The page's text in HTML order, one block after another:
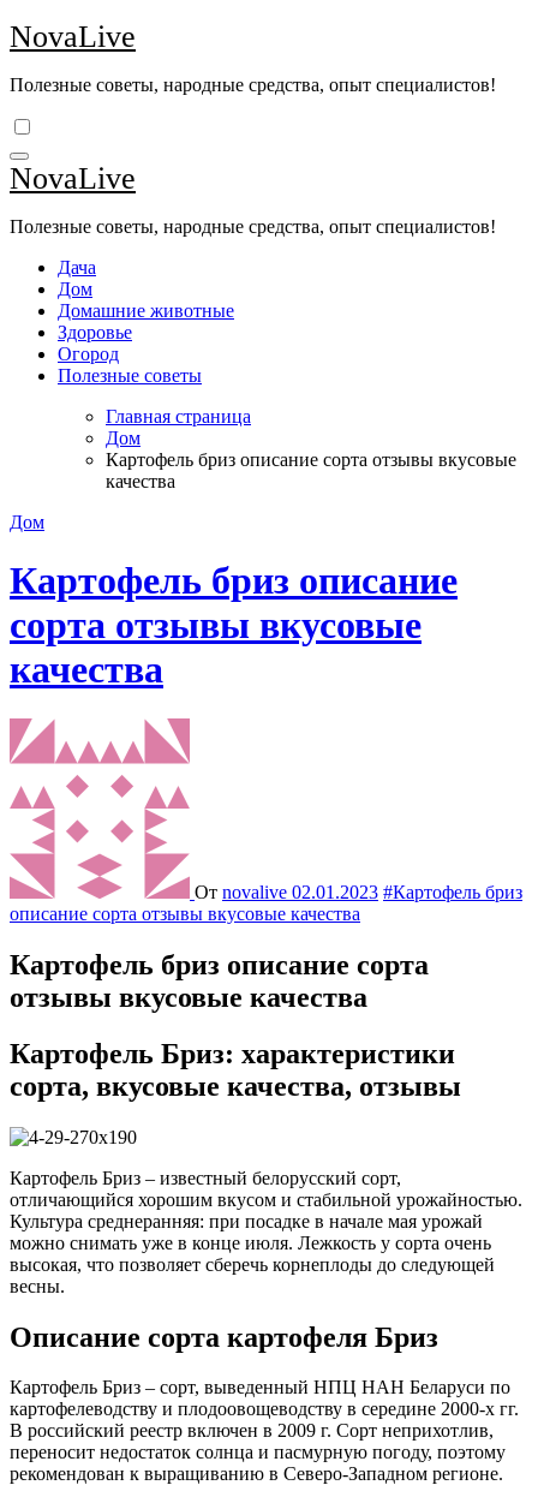
Перейти
к
NovaLive
Полезные советы, народные средства, опыт специалистов!
NovaLive
Полезные советы, народные средства, опыт специалистов!
Дача
Дом
Домашние животные
Здоровье
Огород
Полезные советы
Главная страница
Дом
Картофель бриз описание сорта отзывы вкусовые
качества
Дом
Картофель бриз описание
сорта отзывы вкусовые
качества
От novalive 02.01.2023 #Картофель бриз
описание сорта отзывы вкусовые качества
Картофель бриз описание сорта
отзывы вкусовые качества
Картофель Бриз: характеристики
сорта, вкусовые качества, отзывы
Картофель Бриз – известный белорусский сорт,
отличающийся хорошим вкусом и стабильной урожайностью.
Культура среднеранняя: при посадке в начале мая урожай
можно снимать уже в конце июля. Лежкость у сорта очень
высокая, что позволяет сберечь корнеплоды до следующей
весны.
Описание сорта картофеля Бриз
Картофель Бриз – сорт, выведенный НПЦ НАН Беларуси по
картофелеводству и плодоовощеводству в середине 2000-х гг.
В российский реестр включен в 2009 г. Сорт неприхотлив,
переносит недостаток солнца и пасмурную погоду, поэтому
рекомендован к выращиванию в Северо-Западном регионе.